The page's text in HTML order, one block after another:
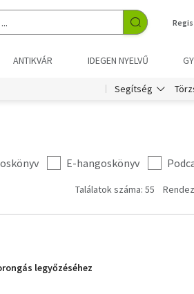
ANTIKVÁR IDEGEN NYELVŰ
Segítség
E-hangoskönyv
Találatok száma: 55
legyőzéséhez